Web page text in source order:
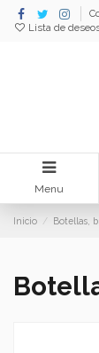
Lista de
Menu
Inicio Botellas,